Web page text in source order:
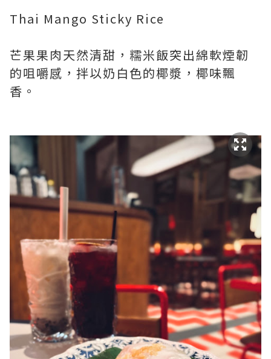
Thai Mango Sticky Rice
芒果果肉天然清甜，糯米飯突出綿軟煙韌
的咀嚼感，拌以奶白色的椰漿，椰味飄
香。